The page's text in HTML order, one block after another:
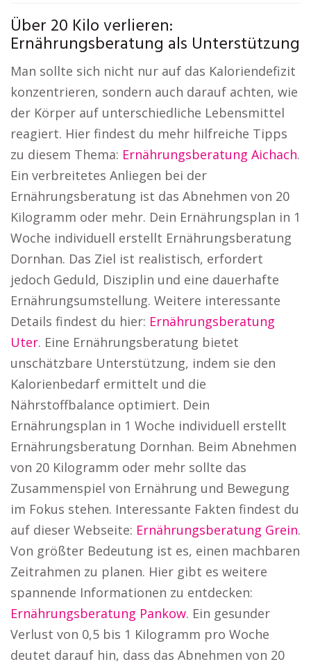
Über 20 Kilo verlieren:
Ernährungsberatung als Unterstützung
Man sollte sich nicht nur auf das Kaloriendefizit
konzentrieren, sondern auch darauf achten, wie
der Körper auf unterschiedliche Lebensmittel
reagiert. Hier findest du mehr hilfreiche Tipps
zu diesem Thema: Ernährungsberatung Aichach.
Ein verbreitetes Anliegen bei der
Ernährungsberatung ist das Abnehmen von 20
Kilogramm oder mehr. Dein Ernährungsplan in 1
Woche individuell erstellt Ernährungsberatung
Dornhan. Das Ziel ist realistisch, erfordert
jedoch Geduld, Disziplin und eine dauerhafte
Ernährungsumstellung. Weitere interessante
Details findest du hier: Ernährungsberatung
Uter. Eine Ernährungsberatung bietet
unschätzbare Unterstützung, indem sie den
Kalorienbedarf ermittelt und die
Nährstoffbalance optimiert. Dein
Ernährungsplan in 1 Woche individuell erstellt
Ernährungsberatung Dornhan. Beim Abnehmen
von 20 Kilogramm oder mehr sollte das
Zusammenspiel von Ernährung und Bewegung
im Fokus stehen. Interessante Fakten findest du
auf dieser Webseite: Ernährungsberatung Grein.
Von größter Bedeutung ist es, einen machbaren
Zeitrahmen zu planen. Hier gibt es weitere
spannende Informationen zu entdecken:
Ernährungsberatung Pankow. Ein gesunder
Verlust von 0,5 bis 1 Kilogramm pro Woche
deutet darauf hin, dass das Abnehmen von 20